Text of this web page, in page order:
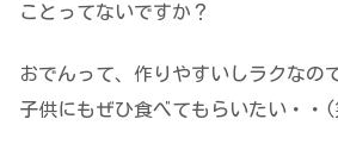
ことってないですか？
おでんって、作りやすいしラクなの
子供にもぜひ食べてもらいたい・・(